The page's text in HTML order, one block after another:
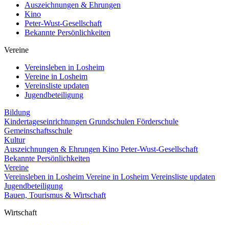
Auszeichnungen & Ehrungen
Kino
Peter-Wust-Gesellschaft
Bekannte Persönlichkeiten
Vereine
Vereinsleben in Losheim
Vereine in Losheim
Vereinsliste updaten
Jugendbeteiligung
Bildung
Kindertageseinrichtungen Grundschulen Förderschule
Gemeinschaftsschule
Kultur
Auszeichnungen & Ehrungen Kino Peter-Wust-Gesellschaft
Bekannte Persönlichkeiten
Vereine
Vereinsleben in Losheim Vereine in Losheim Vereinsliste updaten
Jugendbeteiligung
Bauen, Tourismus & Wirtschaft
Wirtschaft